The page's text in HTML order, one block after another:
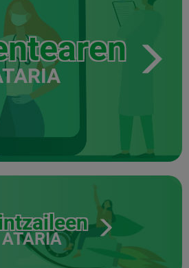
ATARIA